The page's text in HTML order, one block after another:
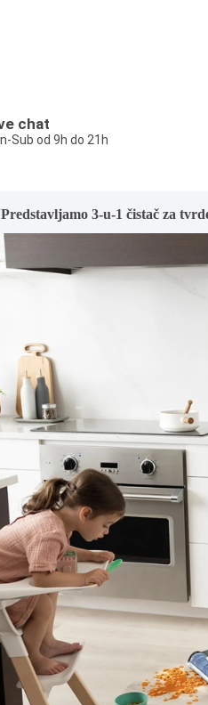
chat
Sub od 9h do 21h
Predstavljamo 3-u-1 čistač za